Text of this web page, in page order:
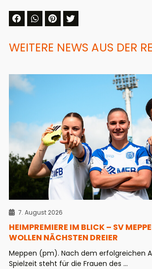
WEITERE NEWS AUS DER
7. August 2026
HEIMPREMIERE IM BLICK – SV
WOLLEN NÄCHSTEN DREIER
Meppen (pm). Nach dem erfolgreichen
Spielzeit steht für die Frauen des ...